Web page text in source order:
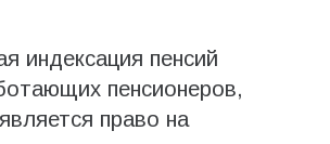
индексация пенсий
пенсионеров,
право на